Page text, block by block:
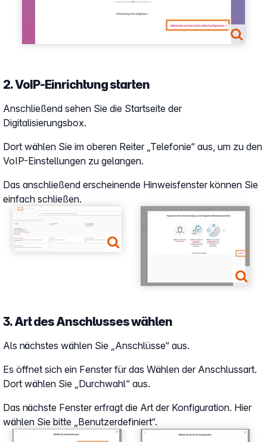
Show larger version Show larger version
2. VoIP-Einrichtung starten
Anschließend sehen Sie die Startseite der
Digitalisierungsbox.
Dort wählen Sie im oberen Reiter „Telefonie“ aus, um zu den
VoIP-Einstellungen zu gelangen.
Das anschließend erscheinende Hinweisfenster können Sie
einfach schließen.
Show larger version Show larger version
3. Art des Anschlusses wählen
Als nächstes wählen Sie „Anschlüsse“ aus.
Es öffnet sich ein Fenster für das Wählen der Anschlussart.
Dort wählen Sie „Durchwahl“ aus.
Das nächste Fenster erfragt die Art der Konfiguration. Hier
wählen Sie bitte „Benutzerdefiniert“.